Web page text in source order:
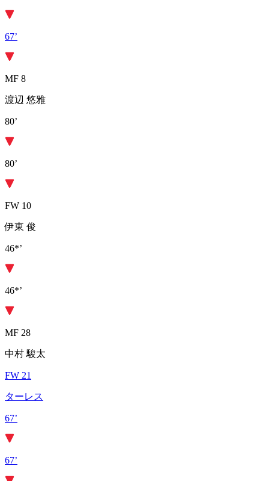
67’
MF 8
渡辺 悠雅
80’
80’
FW 10
伊東 俊
46*’
46*’
MF 28
中村 駿太
FW 21
ターレス
67’
67’